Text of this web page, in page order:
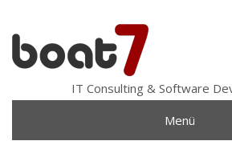
IT Consulting & Software
Menü